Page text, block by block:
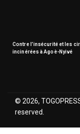
Contre l’insécurité et les
incinérées à Agoè-Nyivé
© 2026,
reserved.